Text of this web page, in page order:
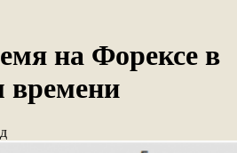
на Форексе в
времени